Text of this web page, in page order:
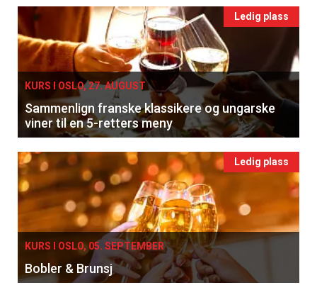
kan fritt velge hvilke du ønsker å få
tilsendt.
Registrer deg
Ledig plass
KURS I OSLO, 27. AUGUST
Sammenlign franske klassikere og ungarske
viner til en 5-retters meny
Ledig plass
KURS I OSLO, 05. SEPTEMBER
Bobler & Brunsj